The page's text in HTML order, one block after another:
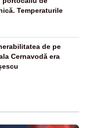
Temperaturile
de pe
Cernavodă era